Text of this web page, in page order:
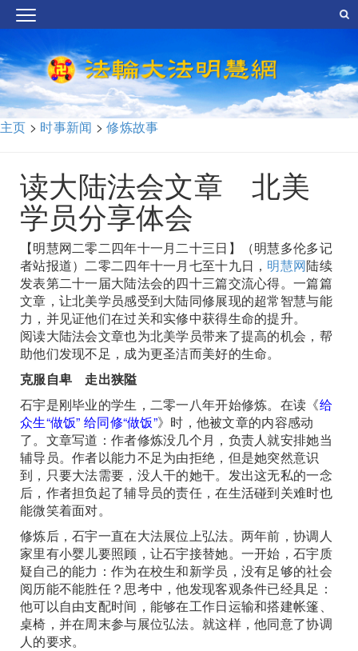
主页 > 时事新闻 >修炼故事
读大陆法会文章 北美
学员分享体会
【明慧网二零二四年十一月二十三日】（明慧多伦多记
者站报道）二零二四年十一月七至十九日， 明慧网陆续
发表第二十一届大陆法会的四十三篇交流心得。一篇篇
文章，让北美学员感受到大陆同修展现的超常智慧与能
力，并见证他们在过关和实修中获得生命的提升。
阅读大陆法会文章也为北美学员带来了提高的机会，帮
助他们发现不足，成为更圣洁而美好的生命。
克服自卑 走出狭隘
石宇是刚毕业的学生，二零一八年开始修炼。在读《给
众生“做饭” 给同修“做饭”》时，他被文章的内容感动
了。文章写道：作者修炼没几个月，负责人就安排她当
辅导员。作者以能力不足为由拒绝，但是她突然意识
到，只要大法需要，没人干的她干。发出这无私的一念
后，作者担负起了辅导员的责任，在生活碰到关难时也
能微笑着面对。
修炼后，石宇一直在大法展位上弘法。两年前，协调人
家里有小婴儿要照顾，让石宇接替她。一开始，石宇质
疑自己的能力：作为在校生和新学员，没有足够的社会
阅历能不能胜任？思考中，他发现客观条件已经具足：
他可以自由支配时间，能够在工作日运输和搭建帐篷、
桌椅，并在周末参与展位弘法。就这样，他同意了协调
人的要求。